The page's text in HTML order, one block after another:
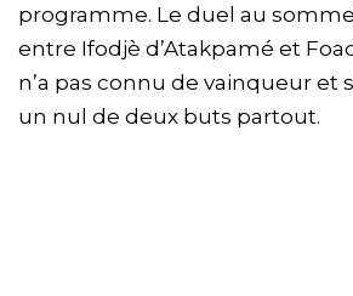
programme. Le duel au
entre Ifodjè d’Atakpamé et
n’a pas connu de vainqueur et
un nul de deux buts partout.